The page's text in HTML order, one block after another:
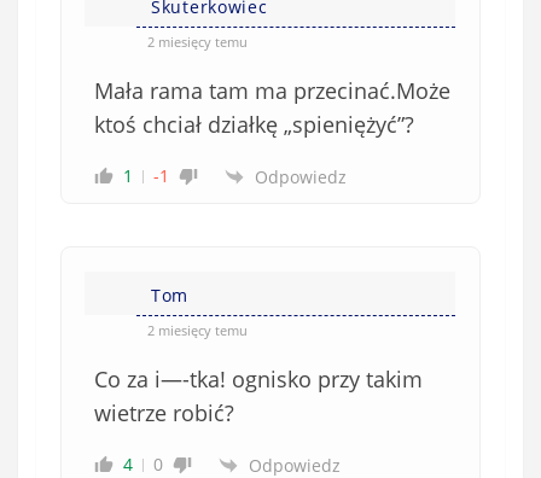
Skuterkowiec
2 miesięcy temu
Mała rama tam ma przecinać.Może
ktoś chciał działkę „spieniężyć”?
1 -1 Odpowiedz
Tom
2 miesięcy temu
Co za i—-tka! ognisko przy takim
wietrze robić?
4 0 Odpowiedz